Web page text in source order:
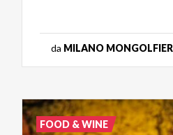
da MILANO
FOOD & WINE